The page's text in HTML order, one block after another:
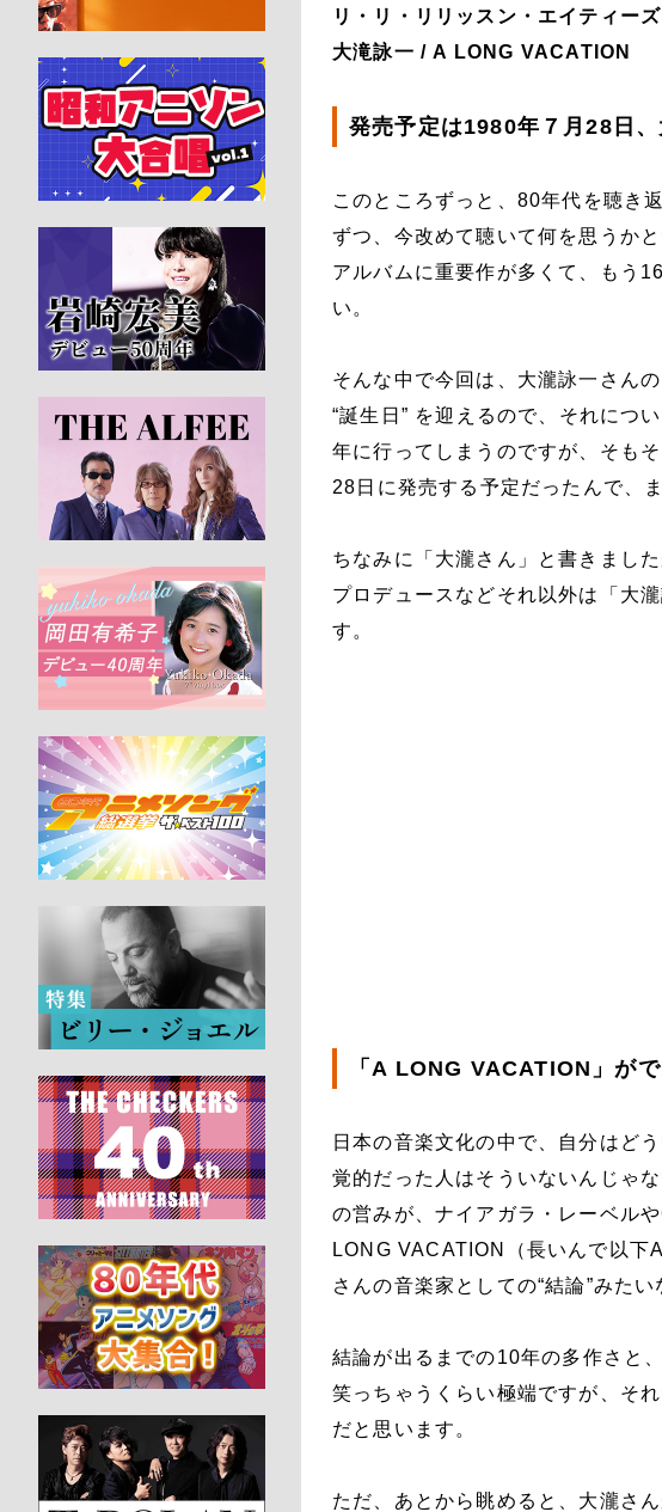
リ・リ・リリッスン・エイティー
大滝詠一 / A LONG VACATION
発売予定は1980年７月28日
このところずっと、80年代を聴き
ずつ、今改めて聴いて何を思うか
アルバムに重要作が多くて、もう
い。
そんな中で今回は、大瀧詠一さん
“誕生日” を迎えるので、それにつ
年に行ってしまうのですが、そも
28日に発売する予定だったんで、
ちなみに「大瀧さん」と書きまし
プロデュースなどそれ以外は「大
す。
「A LONG VACATION」が
日本の音楽文化の中で、自分はど
覚的だった人はそういないんじゃ
の営みが、ナイアガラ・レーベル
LONG VACATION（長いんで以下
さんの音楽家としての“結論”みた
結論が出るまでの10年の多作さと
笑っちゃうくらい極端ですが、そ
だと思います。
ただ、あとから眺めると、大瀧さ